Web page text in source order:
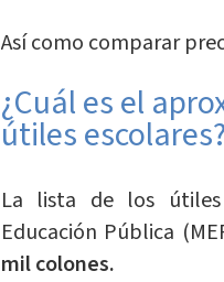
Así como comparar
¿Cuál es el
útiles escolares?
La lista de los
Educación Pública
mil colones.